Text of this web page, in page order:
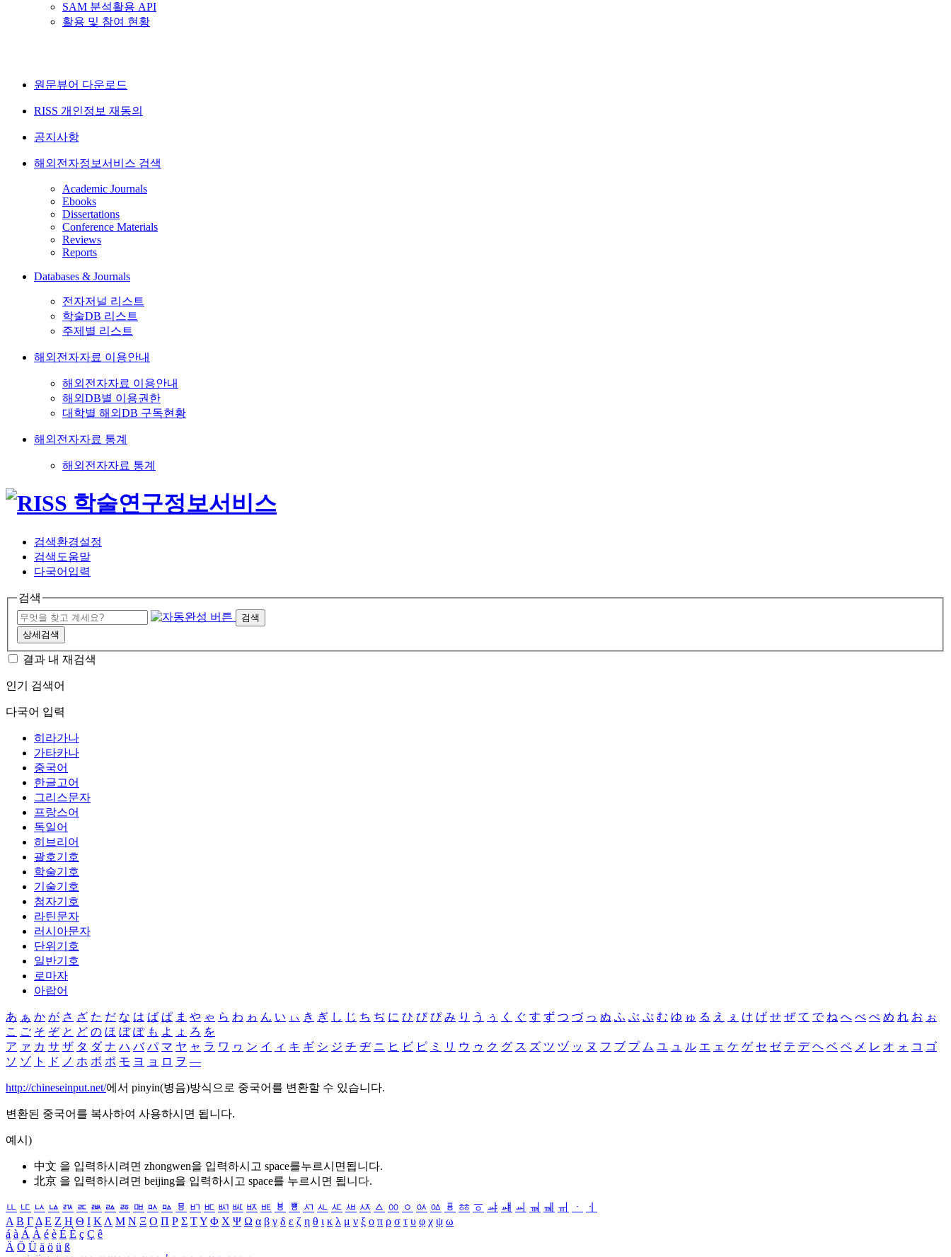
SAM 분석활용 API
활용 및 참여 현황
원문뷰어 다운로드
RISS 개인정보 재동의
공지사항
해외전자정보서비스 검색
Academic Journals
Ebooks
Dissertations
Conference Materials
Reviews
Reports
Databases & Journals
전자저널 리스트
학술DB 리스트
주제별 리스트
해외전자자료 이용안내
해외전자자료 이용안내
해외DB별 이용권한
대학별 해외DB 구독현황
해외전자자료 통계
해외전자자료 통계
검색환경설정
검색도움말
다국어입력
검색
검색
상세검색
결과 내 재검색
인기 검색어
다국어 입력
히라가나
가타카나
중국어
한글고어
그리스문자
프랑스어
독일어
히브리어
괄호기호
학술기호
기술기호
첨자기호
라틴문자
러시아문자
단위기호
일반기호
로마자
아랍어
あ ぁ か が さ ざ た だ な は ば ぱ ま や ゃ ら わ ゎ ん い ぃ き ぎ し じ ち ぢ に ひ び ぴ み り う ぅ く ぐ す ず つ づ っ ぬ ふ ぶ ぷ む ゆ ゅ る え ぇ け げ せ ぜ て で ね へ べ ぺ め れ お ぉ
こ ご そ ぞ と ど の ほ ぼ ぽ も よ ょ ろ を
ア ァ カ サ ザ タ ダ ナ ハ バ パ マ ヤ ャ ラ ワ ヮ ン イ ィ キ ギ シ ジ チ ヂ ニ ヒ ビ ピ ミ リ ウ ゥ ク グ ス ズ ツ ヅ ッ ヌ フ ブ プ ム ユ ュ ル エ ェ ケ ゲ セ ゼ テ デ ヘ ベ ペ メ レ オ ォ コ ゴ
ソ ゾ ト ド ノ ホ ボ ポ モ ヨ ョ ロ ヲ ―
http://chineseinput.net/에서 pinyin(병음)방식으로 중국어를 변환할 수 있습니다.
변환된 중국어를 복사하여 사용하시면 됩니다.
예시)
中文 을 입력하시려면 zhongwen을 입력하시고 space를누르시면됩니다.
北京 을 입력하시려면 beijing을 입력하시고 space를 누르시면 됩니다.
ㅥ ㅦ ㅧ ㅨ ㅩ ㅪ ㅫ ㅬ ㅭ ㅮ ㅯ ㅰ ㅱ ㅲ ㅳ ㅴ ㅵ ㅶ ㅷ ㅸ ㅹ ㅺ ㅻ ㅼ ㅽ ㅾ ㅿ ㆀ ㆁ ㆂ ㆃ ㆄ ㆅ ㆆ ㆇ ㆈ ㆉ ㆊ ㆋ ㆌ ㆍ
ㆎ
Α Β ΓΔ Ε Ζ Η Θ Ι ΚΛ Μ Ν Ξ Ο Π Ρ Σ ΤΥ Φ Χ Ψ Ω α β γ δ ε ζ η θ ι κ λ μ ν ξ ο π ρ σ τ υ φ χ ψ ω
á à Á À é è É È ç Ç ê
Ä Ö Ü ä ö ü ß